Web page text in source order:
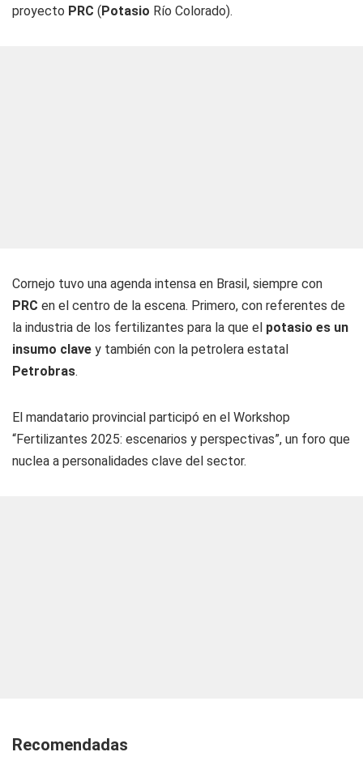
proyecto PRC (Potasio Río Colorado).
Cornejo tuvo una agenda intensa en Brasil, siempre con
PRC en el centro de la escena. Primero, con referentes de
la industria de los fertilizantes para la que el potasio es un
insumo clave y también con la petrolera estatal
Petrobras.
El mandatario provincial participó en el Workshop
“Fertilizantes 2025: escenarios y perspectivas”, un foro que
nuclea a personalidades clave del sector.
Recomendadas